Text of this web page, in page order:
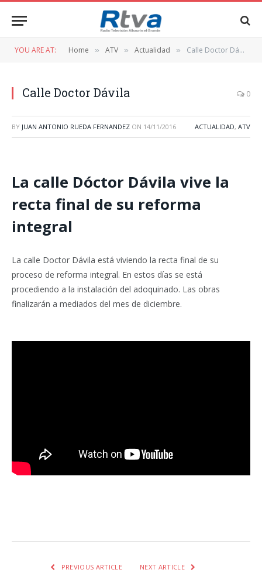
YOU ARE AT: Home » ATV » Actualidad » Calle Doctor Dávila
Calle Doctor Dávila 0
BY JUAN ANTONIO RUEDA FERNANDEZ ON 14/11/2016 ACTUALIDAD, ATV
La calle Dóctor Dávila vive la
recta final de su reforma
integral
La calle Doctor Dávila está viviendo la recta final de su
proceso de reforma integral. En estos días se está
procediendo a la instalación del adoquinado. Las obras
finalizarán a mediados del mes de diciembre.
PREVIOUS ARTICLE NEXT ARTICLE